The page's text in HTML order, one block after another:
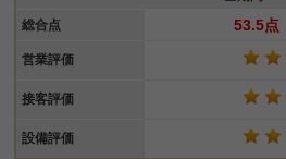
総合点
53.5点
営業評価
接客評価
設備評価